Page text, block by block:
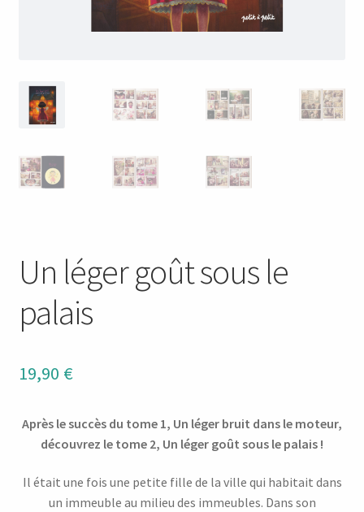
Un léger goût sous le
palais
19,90 €
Après le succès du tome 1, Un léger bruit dans le moteur,
découvrez le tome 2, Un léger goût sous le palais !
Il était une fois une petite fille de la ville qui habitait dans
un immeuble au milieu des immeubles. Dans son